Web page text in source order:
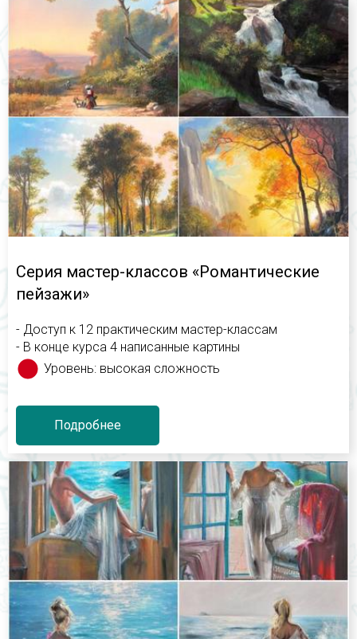
Серия мастер-классов «Романтические
пейзажи»
- Доступ к 12 практическим мастер-классам
- В конце курса 4 написанные картины
Уровень: высокая сложность
Подробнее